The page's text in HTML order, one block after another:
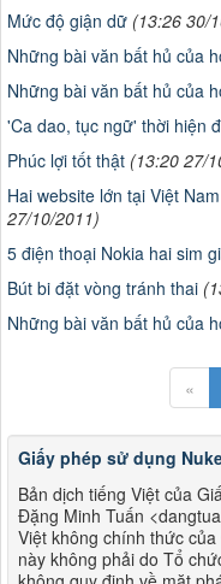
Mức độ giận dữ (13:26 30/
Những bài văn bất hủ của
Những bài văn bất hủ của
'Ca dao, tục ngữ' thời hiện
Phúc lợi tốt thật (13:20 27/
Hai website lớn tại Việt
27/10/2011)
5 điện thoại Nokia hai sim
Bút bi đặt vòng tránh thai
Những bài văn bất hủ của
«
Giấy phép sử dụng
Bản dịch tiếng Việt của
Đặng Minh Tuấn
Việt không chính thức
này không phải do Tổ